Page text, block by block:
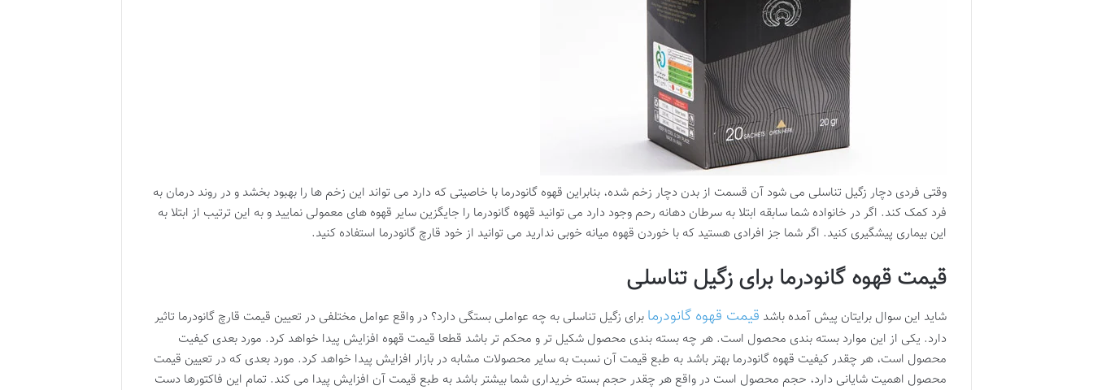
وقتی فردی دچار زگیل تناسلی می شود آن قسمت از بدن دچار زخم شده، بنابراین قهوه گانودرما با خاصیتی که دارد می تواند این زخم ها را بهبود بخشد و در روند درمان به
فرد کمک کند. اگر در خانواده شما سابقه ابتلا به سرطان دهانه رحم وجود دارد می توانید قهوه گانودرما را جایگزین سایر قهوه های معمولی نمایید و به این ترتیب از ابتلا به
این بیماری پیشگیری کنید. اگر شما جز افرادی هستید که با خوردن قهوه میانه خوبی ندارید می توانید از خود قارچ گانودرما استفاده کنید.
قیمت قهوه گانودرما برای زگیل تناسلی
شاید این سوال برایتان پیش آمده باشد قیمت قهوه گانودرما برای زگیل تناسلی به چه عواملی بستگی دارد؟ در واقع عوامل مختلفی در تعیین قیمت قارچ گانودرما تاثیر
دارد. یکی از این موارد بسته بندی محصول است. هر چه بسته بندی محصول شکیل تر و محکم تر باشد قطعا قیمت قهوه افزایش پیدا خواهد کرد. مورد بعدی کیفیت
محصول است، هر چقدر کیفیت قهوه گانودرما بهتر باشد به طبع قیمت آن نسبت به سایر محصولات مشابه در بازار افزایش پیدا خواهد کرد. مورد بعدی که در تعیین قیمت
محصول اهمیت شایانی دارد، حجم محصول است در واقع هر چقدر حجم بسته خریداری شما بیشتر باشد به طبع قیمت آن افزایش پیدا می کند. تمام این فاکتورها دست